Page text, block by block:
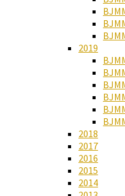
2019
2018
2017
2016
2015
2014